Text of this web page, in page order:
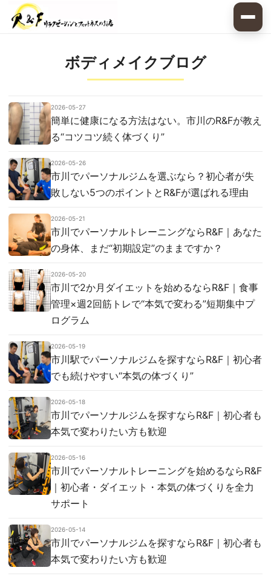
ボディメイクブログ
2026-05-27
簡単に健康になる方法はない。市川のR&Fが教え
る“コツコツ続く体づくり”
2026-05-26
市川でパーソナルジムを選ぶなら？初心者が失
敗しない5つのポイントとR&Fが選ばれる理由
2026-05-21
市川でパーソナルトレーニングならR&F｜あなた
の身体、まだ“初期設定”のままですか？
2026-05-20
市川で2か月ダイエットを始めるならR&F｜食事
管理×週2回筋トレで“本気で変わる”短期集中プ
ログラム
2026-05-19
市川駅でパーソナルジムを探すならR&F｜初心者
でも続けやすい“本気の体づくり”
2026-05-18
市川でパーソナルジムを探すならR&F｜初心者も
本気で変わりたい方も歓迎
2026-05-16
市川でパーソナルトレーニングを始めるならR&F
｜初心者・ダイエット・本気の体づくりを全力
サポート
2026-05-14
市川でパーソナルジムを探すならR&F｜初心者も
本気で変わりたい方も歓迎